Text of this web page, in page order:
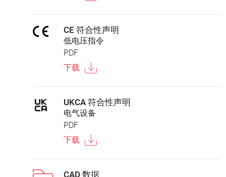
CE 符合性声明
低电压指令
PDF
下载
UKCA 符合性声明
电气设备
PDF
下载
CAD 数据